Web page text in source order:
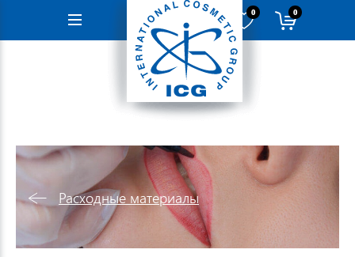
Навигация
0 0
Расходные материалы